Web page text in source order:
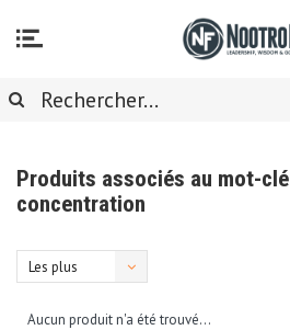
Produits associés au mot-clé
concentration
Les plus
Aucun produit n'a été trouvé...